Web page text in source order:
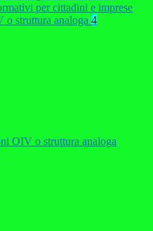
per cittadini e imprese
o struttura analoga 4
OIV o struttura analoga